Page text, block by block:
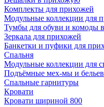
Комплекты для прихожей
Модульные коллекции для
Тумбы для обуви и комоды
Зеркала для прихожей
Банкетки и пуфики для
Спальня
Модульные коллекции для
Подъёмные мех-мы и
Спальные гарнитуры
Кровати
Кровати шириной 800